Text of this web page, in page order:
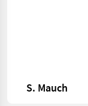
S. Mauch